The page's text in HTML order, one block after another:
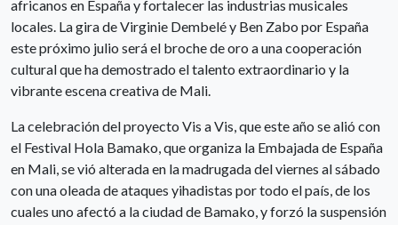
africanos en España y fortalecer las industrias musicales
locales. La gira de Virginie Dembelé y Ben Zabo por España
este próximo julio será el broche de oro a una cooperación
cultural que ha demostrado el talento extraordinario y la
vibrante escena creativa de Mali.
La celebración del proyecto Vis a Vis, que este año se alió con
el Festival Hola Bamako, que organiza la Embajada de España
en Mali, se vió alterada en la madrugada del viernes al sábado
con una oleada de ataques yihadistas por todo el país, de los
cuales uno afectó a la ciudad de Bamako, y forzó la suspensión